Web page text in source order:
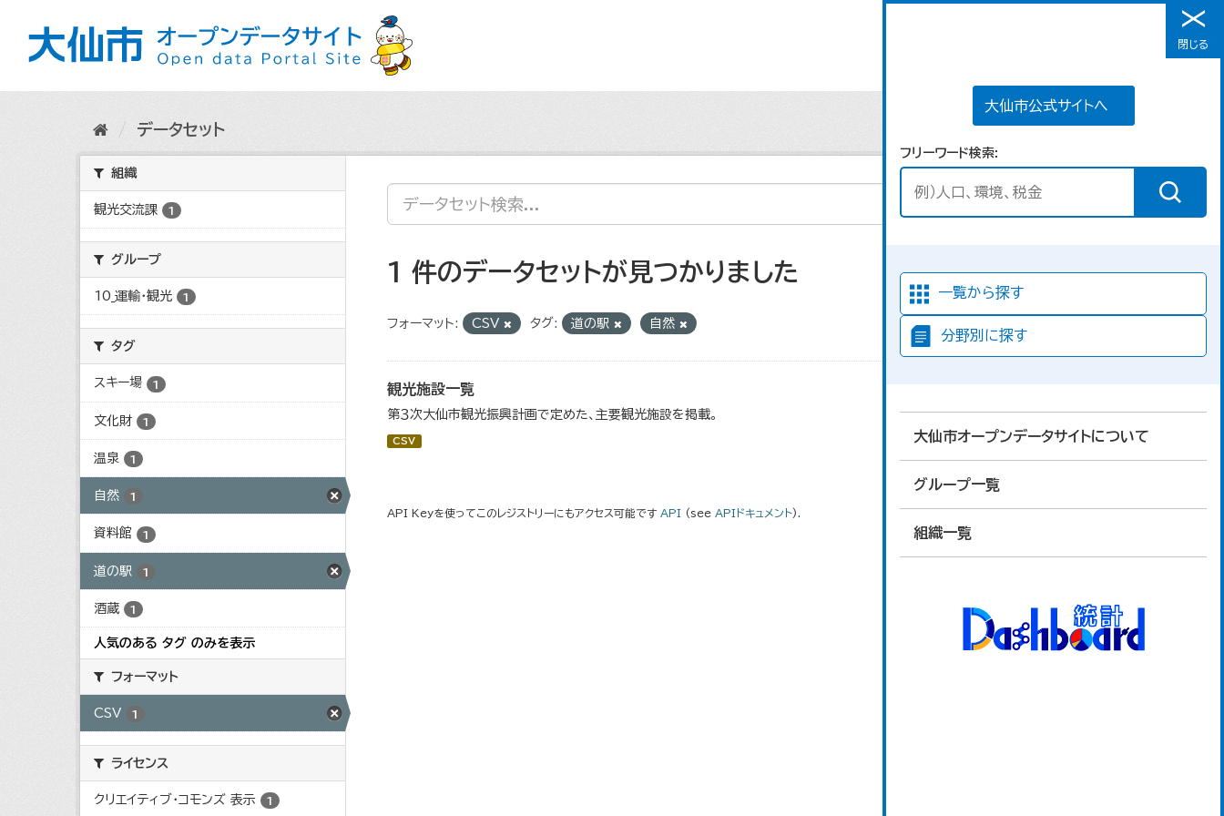
メニュー
大仙市公式サイトへ
フリーワード検索
一覧から探す
分野別に探す
大仙市オープンデータサイトについて
グループ一覧
組織一覧
閉じる
データセット
組織
観光交流課 1
グループ
10_運輸・観光 1
タグ
スキー場 1
文化財 1
温泉 1
自然 1
資料館 1
道の駅 1
酒蔵 1
人気のある タグ のみを表示
フォーマット
CSV 1
ライセンス
クリエイティブ・コモンズ 表示 1
1 件のデータセットが見つかりました
フォーマット: CSV タグ: 道の駅 自然
観光施設一覧
第３次大仙市観光振興計画で定めた、主要観光施設を掲載。
CSV
API Keyを使ってこのレジストリーにもアクセス可能です API (see APIドキュメント).